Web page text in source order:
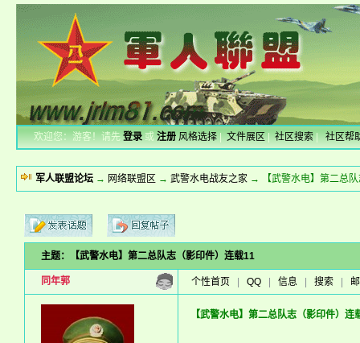
欢迎您：游客！请先登录或注册 风格选择 |文件展区 |社区搜索| 社区帮
军人联盟论坛 → 网络联盟区 → 武警水电战友之家 → 【武警水电】第二总
新的主题
投票帖
小字报
主题：【武警水电】第二总队志（影印件）连载11
同年郭 个性首页 QQ 信息 搜索
【武警水电】第二总队志（影印件）连